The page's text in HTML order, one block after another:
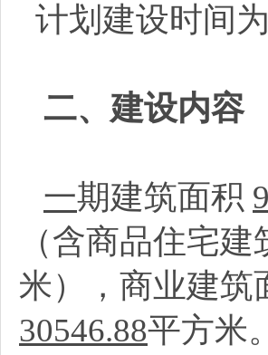
计划建设时间为
二、建设内容
一期建筑面积
（含商品住宅建
米），商业建筑
30546.88平方米。